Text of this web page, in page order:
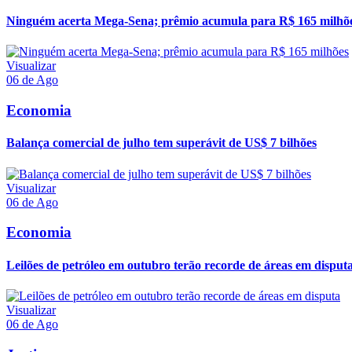
Ninguém acerta Mega-Sena; prêmio acumula para R$ 165
Visualizar
06 de Ago
Economia
Balança comercial de julho tem superávit de US$ 7 bilhões
Visualizar
06 de Ago
Economia
Leilões de petróleo em outubro terão recorde de áreas em
Visualizar
06 de Ago